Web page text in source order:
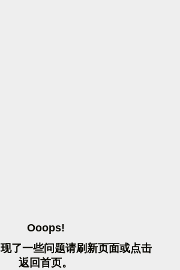
OOOPS!
现了一些问题请刷 新页面或点击
返 回首页。